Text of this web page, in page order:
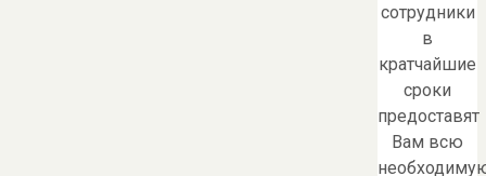
сотрудники
в
кратчайшие
сроки
предоставят
Вам всю